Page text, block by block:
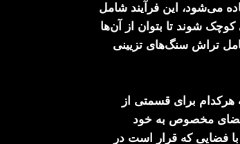
می‌شود، این فرآیند شامل
شوند تا بتوان از آن‌ها
تراش سنگ‌های تزیینی
برای قسمتی از
فضای مخصوص به خود
فضایی که قرار است در